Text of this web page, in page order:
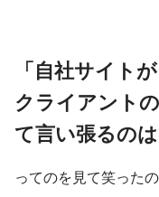
「自社サイト
クライアント
て言い張るのは
ってのを見て笑った